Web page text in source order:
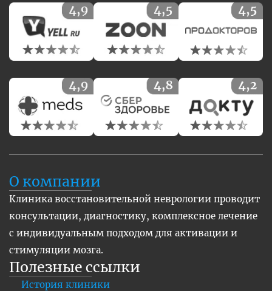
О компании
Клиника восстановительной неврологии проводит
консультации, диагностику, комплексное лечение
с индивидуальным подходом для активации и
стимуляции мозга.
Полезные ссылки
История клиники